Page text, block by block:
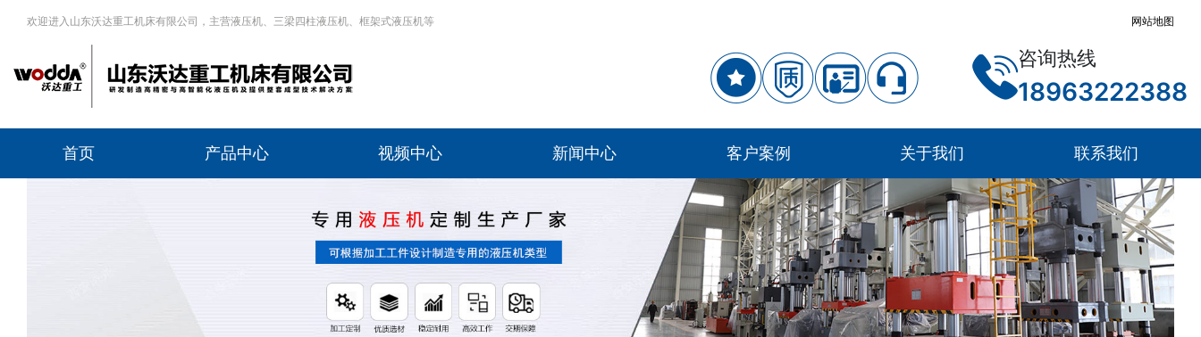
欢迎进入山东沃达重工机床有限公司，主营液压机、三梁四柱液压机、框架式液压机等 网站地图
咨询热线
18963222388
首页 产品中心 视频中心 新闻中心 客户案例 关于我们 联系我们